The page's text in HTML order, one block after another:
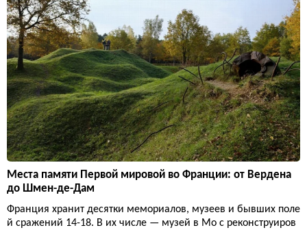
Места памяти Первой мировой во Франции: от Вердена
до Шмен-де-Дам
Франция хранит десятки мемориалов, музеев и бывших поле
й сражений 14-18. В их числе — музей в Мо с реконструиров